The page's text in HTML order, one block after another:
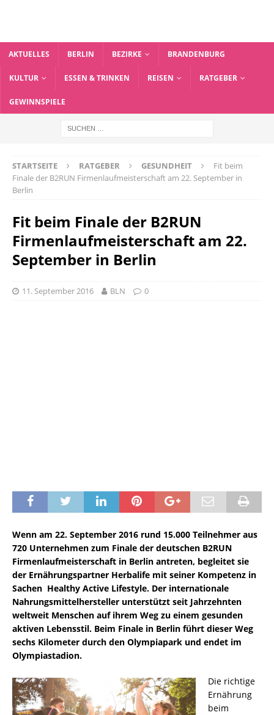
AKTUELLES BERLIN BEZIRKE BRANDENBURG
KULTUR ESSEN & TRINKEN REISEN RATGEBER
GEWINNSPIELE
STARTSEITE RATGEBER GESUNDHEIT
Fit beim
Finale der B2RUN Firmenlaufmeisterschaft am 22. September in
Berlin
Fit beim Finale der B2RUN
Firmenlaufmeisterschaft am 22.
September in Berlin
11. September 2016 BLN 0
Wenn am 22. September 2016 rund 15.000 Teilnehmer aus
720 Unternehmen zum Finale der deutschen B2RUN
Firmenlaufmeisterschaft in Berlin antreten, begleitet sie
der Ernährungspartner Herbalife mit seiner Kompetenz in
Sachen Healthy Active Lifestyle. Der internationale
Nahrungsmittelhersteller unterstützt seit Jahrzehnten
weltweit Menschen auf ihrem Weg zu einem gesunden
aktiven Lebensstil. Beim Finale in Berlin führt dieser Weg
sechs Kilometer durch den Olympiapark und endet im
Olympiastadion.
Die richtige
Ernährung
beim